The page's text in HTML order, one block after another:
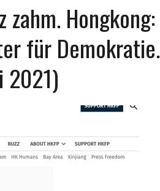
WELCHEM ASIATISCHEN LAND NACH SRI LANKA
IN DEN LOCKDOWN?
SCHOCKIERENDE VIDEOS AUS DEM
zahm. Hongkong:
für Demokratie.
2021)